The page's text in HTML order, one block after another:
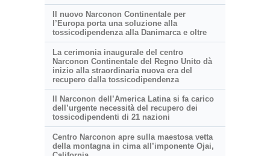
Il nuovo Narconon Continentale per
l’Europa porta una soluzione alla
tossicodipendenza alla Danimarca e oltre
La cerimonia inaugurale del centro
Narconon Continentale del Regno Unito dà
inizio alla straordinaria nuova era del
recupero dalla tossicodipendenza
Il Narconon dell’America Latina si fa carico
dell’urgente necessità del recupero dei
tossicodipendenti di 21 nazioni
Centro Narconon apre sulla maestosavetta
della montagna in cima all’imponente Ojai,